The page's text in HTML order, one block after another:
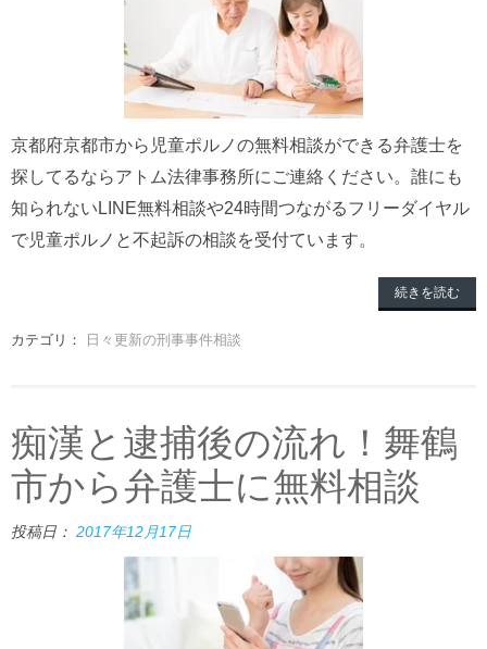
京都府京都市から児童ポルノの無料相談ができる弁護士を
探してるならアトム法律事務所にご連絡ください。誰にも
知られないLINE無料相談や24時間つながるフリーダイヤル
で児童ポルノと不起訴の相談を受付ています。
続きを読む
カテゴリ： 日々更新の刑事事件相談
痴漢と逮捕後の流れ！舞鶴
市から弁護士に無料相談
投稿日： 2017年12月17日